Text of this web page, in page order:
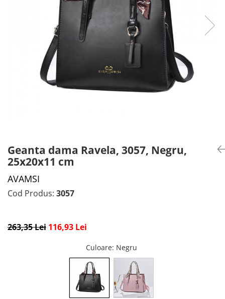
BRATARI DAMĂ
PORTOFELE DAMĂ
GENTI DAMĂ
RUCSACURI DAMĂ
Geanta dama Ravela, 3057, Negru,
25x20x11 cm
AVAMSI
Cod Produs: 3057
263,35 Lei 116,93 Lei
Culoare: Negru